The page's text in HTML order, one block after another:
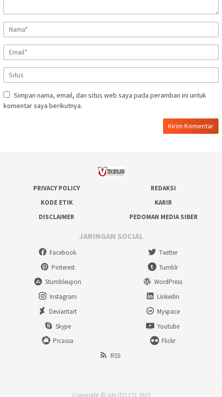
Simpan nama, email, dan situs web saya pada peramban ini untuk
komentar saya berikutnya.
PRIVACY POLICY
REDAKSI
KODE ETIK
KARIR
DISCLAIMER
PEDOMAN MEDIA SIBER
JARINGAN SOCIAL
Facebook
Twitter
Pinterest
Tumblr
Stumbleupon
WordPress
Instagram
Linkedin
Deviantart
Myspace
Skype
Youtube
Picassa
Flickr
RSS
Copyright © VALITO.CO 2022